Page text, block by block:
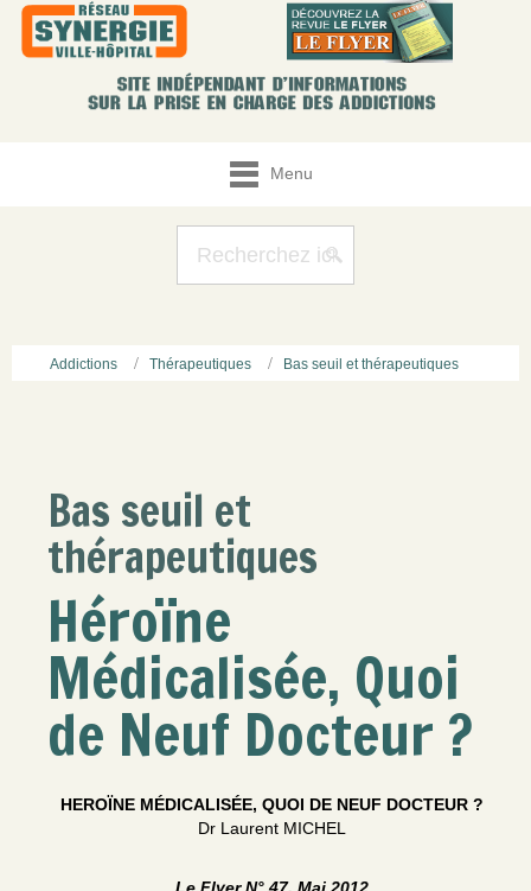
Menu
Addictions Thérapeutiques Bas seuil et thérapeutiques
Bas seuil et
thérapeutiques
Héroïne
Médicalisée, Quoi
de Neuf Docteur ?
HEROÏNE MÉDICALISÉE, QUOI DE NEUF DOCTEUR ?
Dr Laurent MICHEL